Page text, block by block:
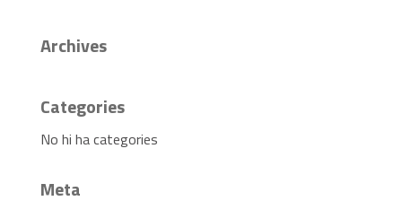
Archives
Categories
No hi ha categories
Meta